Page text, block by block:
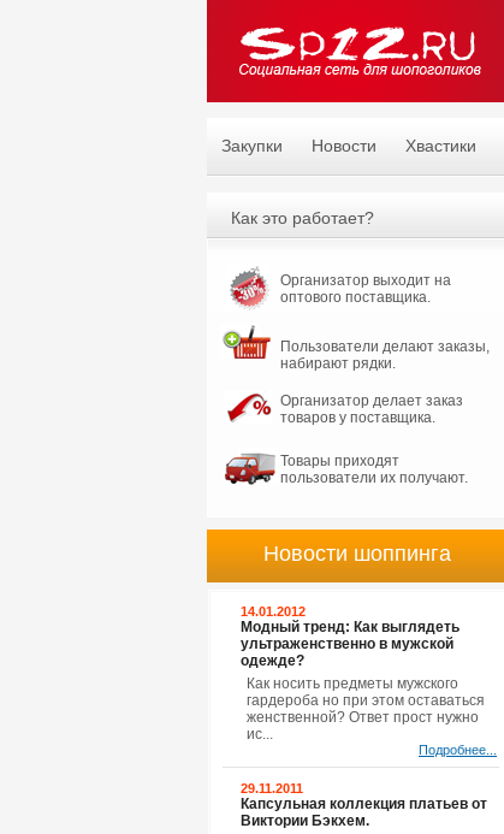
Закупки Новости Хвастики
Как это работает?
Организатор выходит на
оптового поставщика.
Пользователи делают заказы,
набирают рядки.
Организатор делает заказ
товаров у поставщика.
Товары приходят
пользователи их получают.
Новости шоппинга
14.01.2012
Модный тренд: Как выглядеть
ультраженственно в мужской
одежде?
Как носить предметы мужского
гардероба но при этом оставаться
женственной? Ответ прост нужно
ис...
Подробнее...
29.11.2011
Капсульная коллекция платьев от
Виктории Бэкхем.